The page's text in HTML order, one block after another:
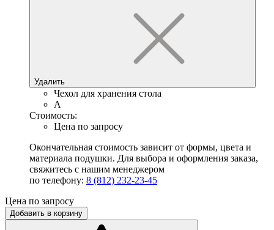
Удалить
Чехол для хранения стола
A
Стоимость:
Цена по запросу
Окончательная стоимость зависит от формы, цвета и
материала подушки. Для выбора и оформления заказа,
свяжитесь с нашим менеджером
по телефону: 8 (812) 232-23-45
Цена по запросу
Добавить в корзину